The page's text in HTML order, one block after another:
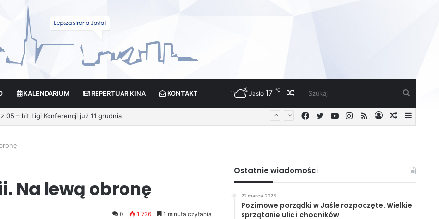
KALENDARIUM REPERTUAR KINA KONTAKT Losowy
artykuł
Jasło 17 ℃
Losowy
Zaloguj
RSS
Instagram
YouTube
Twitter
Facebook
Na lewą obronę
0 1 726 1 minuta czytania
Ostatnie wiadomości
21 marca 2025
Pozimowe porządki w Jaśle rozpoczęte. Wielkie
sprzątanie ulic i chodników